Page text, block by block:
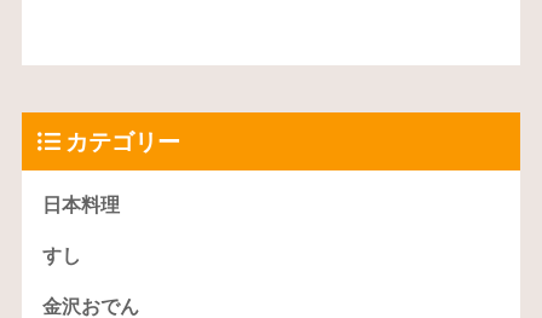
カテゴリー
日本料理
すし
金沢おでん